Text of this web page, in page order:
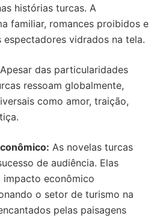
histórias turcas. A
familiar, romances proibidos e
espectadores vidrados na tela.
Apesar das particularidades
ressoam globalmente,
como amor, traição,
As novelas turcas
de audiência. Elas
impacto econômico
o setor de turismo na
pelas paisagens